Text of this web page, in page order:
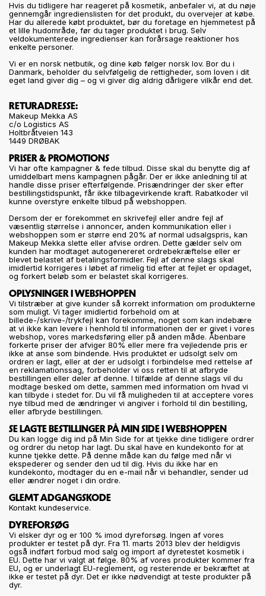
Hvis du tidligere har reageret på kosmetik, anbefaler vi, at du nøje
gennemgår ingredienslisten for det produkt, du overvejer at købe.
Har du allerede købt produktet, bør du foretage en hjemmetest på
et lille hudområde, før du tager produktet i brug. Selv
veldokumenterede ingredienser kan forårsage reaktioner hos
enkelte personer.
Vi er en norsk netbutik, og dine køb følger norsk lov. Bor du i
Danmark, beholder du selvfølgelig de rettigheder, som loven i dit
eget land giver dig – og vi giver dig aldrig dårligere vilkår end det.
RETURADRESSE:
Makeup Mekka AS
c/o Logistics AS
Holtbråtveien 143
1449 DRØBAK
PRISER & PROMOTIONS
Vi har ofte kampagner & fede tilbud. Disse skal du benytte dig af
umiddelbart mens kampagnen pågår. Der er ikke anledning til at
handle disse priser efterfølgende. Prisændringer der sker efter
bestillingstidspunkt, får ikke tilbagevirkende kraft. Rabatkoder vil
kunne overstyre enkelte tilbud på webshoppen.
Dersom der er forekommet en skrivefejl eller andre fejl af
væsentlig størrelse i annoncer, anden kommunikation eller i
webshoppen som er større end 20% af normal udsalgspris, kan
Makeup Mekka slette eller afvise ordren. Dette gælder selv om
kunden har modtaget autogenereret ordrebekræftelse eller er
blevet belastet af betalingsformidler. Fejl af denne slags skal
imidlertid korrigeres i løbet af rimelig tid efter at fejlet er opdaget,
og forkert beløb som er belastet skal korrigeres.
OPLYSNINGER I WEBSHOPPEN
Vi tilstræber at give kunder så korrekt information om produkterne
som muligt. Vi tager imidlertid forbehold om at
billede-/skrive-/trykfejl kan forekomme, noget som kan indebære
at vi ikke kan levere i henhold til informationen der er givet i vores
webshop, vores markedsføring eller på anden måde. Åbenbare
forkerte priser der afviger 80% eller mere fra vejledende pris er
ikke at anse som bindende. Hvis produktet er udsolgt selv om
ordren er lagt, eller at der er udsolgt i forbindelse med rettelse af
en reklamationssag, forbeholder vi oss retten til at afbryde
bestillingen eller deler af denne. I tilfælde af denne slags vil du
modtage besked om dette, sammen med information om hvad vi
kan tilbyde i stedet for. Du vil få muligheden til at acceptere vores
nye tilbud med de ændringer vi angiver i forhold til din bestilling,
eller afbryde bestillingen.
SE LAGTE BESTILLINGER PÅ MIN SIDE I WEBSHOPPEN
Du kan logge dig ind på Min Side for at tjekke dine tidligere ordrer
og ordrer du netop har lagt. Du skal have en kundekonto for at
kunne tjekke dette. På denne måde kan du følge med når vi
ekspederer og sender den ud til dig. Hvis du ikke har en
kundekonto, modtager du en e-mail når vi behandler, sender ud
eller ændrer noget i din ordre.
GLEMT ADGANGSKODE
Kontakt kundeservice.
DYREFORSØG
Vi elsker dyr og er 100 % imod dyreforsøg. Ingen af vores
produkter er testet på dyr. Fra 11. marts 2013 blev der heldigvis
også indført forbud mod salg og import af dyretestet kosmetik i
EU. Dette har vi valgt at følge. 80% af vores produkter kommer fra
EU, og er underlagt EU-reglement, og resterende er bekræftet at
ikke er testet på dyr. Det er ikke nødvendigt at teste produkter på
dyr.